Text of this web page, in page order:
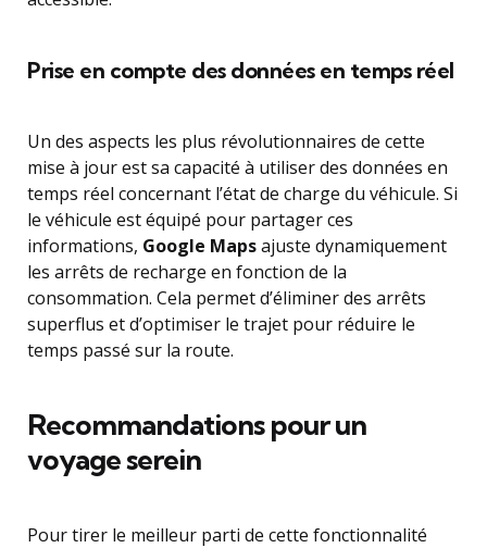
Prise en compte des données en temps réel
Un des aspects les plus révolutionnaires de cette
mise à jour est sa capacité à utiliser des données en
temps réel concernant l’état de charge du véhicule. Si
le véhicule est équipé pour partager ces
informations, Google Mapsajuste dynamiquement
les arrêts de recharge en fonction de la
consommation. Cela permet d’éliminer des arrêts
superflus et d’optimiser le trajet pour réduire le
temps passé sur la route.
Recommandations pour un
voyage serein
Pour tirer le meilleur parti de cette fonctionnalité